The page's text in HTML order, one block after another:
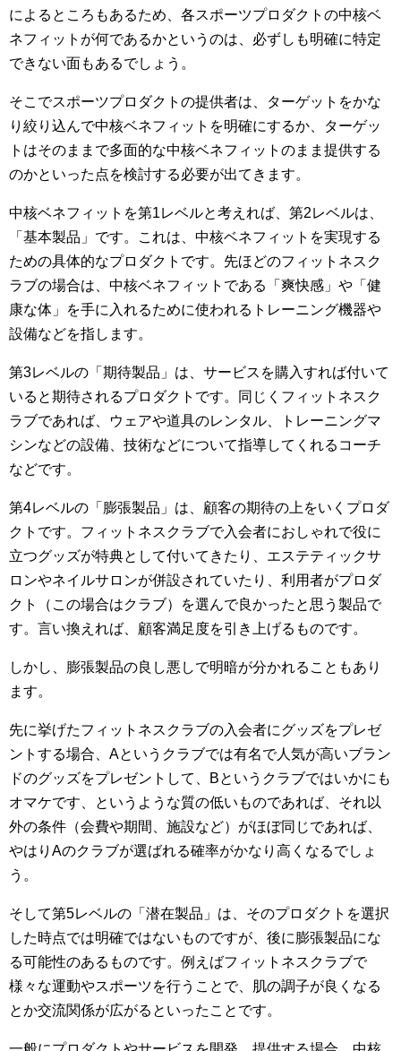
によるところもあるため、各スポーツプロダクトの中核ベ
ネフィットが何であるかというのは、必ずしも明確に特定
できない面もあるでしょう。
そこでスポーツプロダクトの提供者は、ターゲットをかな
り絞り込んで中核ベネフィットを明確にするか、ターゲッ
トはそのままで多面的な中核ベネフィットのまま提供する
のかといった点を検討する必要が出てきます。
中核ベネフィットを第1レベルと考えれば、第2レベルは、
「基本製品」です。これは、中核ベネフィットを実現する
ための具体的なプロダクトです。先ほどのフィットネスク
ラブの場合は、中核ベネフィットである「爽快感」や「健
康な体」を手に入れるために使われるトレーニング機器や
設備などを指します。
第3レベルの「期待製品」は、サービスを購入すれば付いて
いると期待されるプロダクトです。同じくフィットネスク
ラブであれば、ウェアや道具のレンタル、トレーニングマ
シンなどの設備、技術などについて指導してくれるコーチ
などです。
第4レベルの「膨張製品」は、顧客の期待の上をいくプロダ
クトです。フィットネスクラブで入会者におしゃれで役に
立つグッズが特典として付いてきたり、エステティックサ
ロンやネイルサロンが併設されていたり、利用者がプロダ
クト（この場合はクラブ）を選んで良かったと思う製品で
す。言い換えれば、顧客満足度を引き上げるものです。
しかし、膨張製品の良し悪しで明暗が分かれることもあり
ます。
先に挙げたフィットネスクラブの入会者にグッズをプレゼ
ントする場合、Aというクラブでは有名で人気が高いブラン
ドのグッズをプレゼントして、Bというクラブではいかにも
オマケです、というような質の低いものであれば、それ以
外の条件（会費や期間、施設など）がほぼ同じであれば、
やはりAのクラブが選ばれる確率がかなり高くなるでしょ
う。
そして第5レベルの「潜在製品」は、そのプロダクトを選択
した時点では明確ではないものですが、後に膨張製品にな
る可能性のあるものです。例えばフィットネスクラブで
様々な運動やスポーツを行うことで、肌の調子が良くなる
とか交流関係が広がるといったことです。